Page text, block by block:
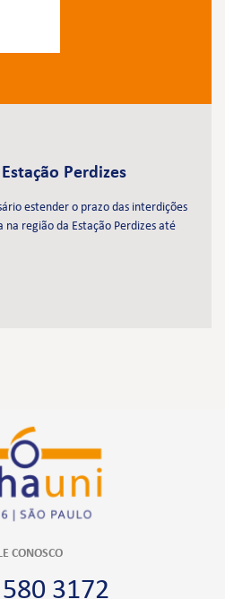
Perdizes
estender o prazo das interdições
região da Estação Perdizes até
CONOSCO
3172